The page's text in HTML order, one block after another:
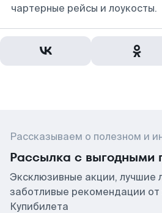
чартерные рейсы и лоукосты.
Рассказываем о полезном и
Рассылка с выгодными
Эксклюзивные акции, лучшие
заботливые рекомендации от
Купибилета